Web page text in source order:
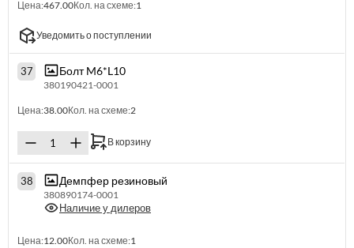
Цена:467.00Кол. на схеме:1
Уведомить о поступлении
37 Болт M6*L10
380190421-0001
Цена:38.00Кол. на схеме:2
В корзину
38 Демпфер резиновый
380890174-0001
Наличие у дилеров
Цена:12.00Кол. на схеме:1